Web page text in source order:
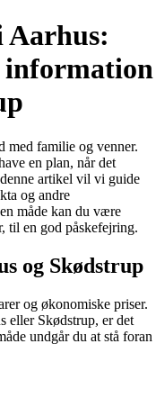
Aarhus:
med familie og venner.
en plan, når det
artikel vil vi guide
og andre
måde kan du være
til en god påskefejring.
og Skødstrup
og økonomiske priser.
eller Skødstrup, er det
undgår du at stå foran